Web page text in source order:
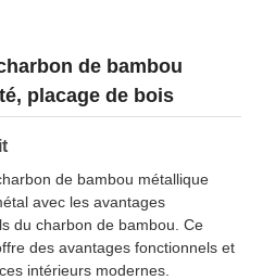
de bambou
placage de bois
de bambou métallique
avec les avantages
du charbon de bambou. Ce
des avantages fonctionnels et
intérieurs modernes.